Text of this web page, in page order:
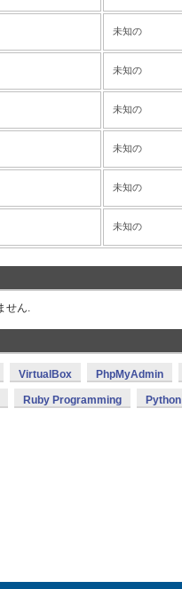
未知の
未知の
未知の
未知の
未知の
未知の
せん.
VirtualBox PhpMyAdmin
Ruby Programming Python